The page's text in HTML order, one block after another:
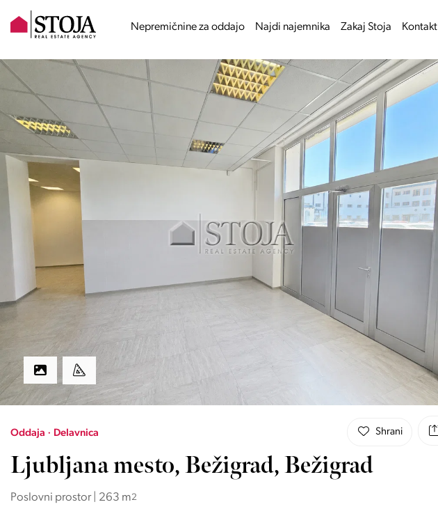
Nepremičnine za oddajo Najdi najemnika Zakaj Stoja Kontakt
Shrani
Oddaja · Delavnica
Ljubljana mesto, Bežigrad, Bežigrad
Poslovni prostor | 263 m2